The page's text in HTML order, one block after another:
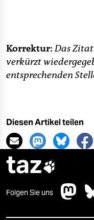
Korrektur:Das
verkürzt
entsprechenden
Diesen Artikel teilen
taz
Folgen Sie uns